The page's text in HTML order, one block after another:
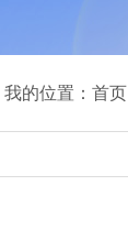
我的位置： 首页